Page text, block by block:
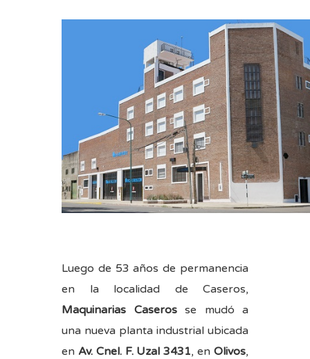
Luego de 53 años de permanencia
en la localidad de Caseros,
Maquinarias Caserosse mudó a
una nueva planta industrial ubicada
en Av. Cnel. F. Uzal 3431, enOlivos,